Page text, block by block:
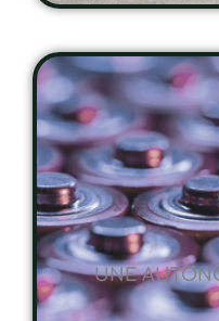
UNE